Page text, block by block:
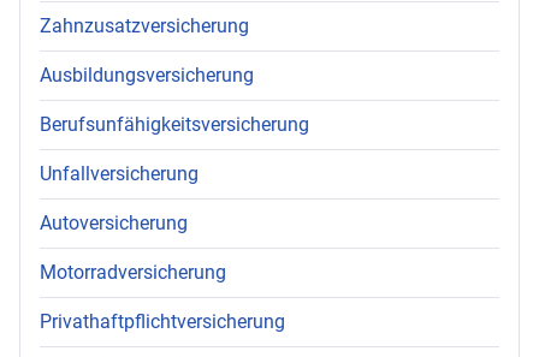
Zahnzusatzversicherung
Ausbildungsversicherung
Berufsunfähigkeitsversicherung
Unfallversicherung
Autoversicherung
Motorradversicherung
Privathaftpflichtversicherung